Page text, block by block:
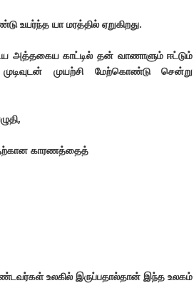
யா மரத்தில் ஏறுகிறது.
அத்தகைய காட்டில் தன் வாணாளும் ஈட்டும்
முயற்சி மேற்கொண்டு சென்று
காரணத்தைத்
உலகில் இருப்பதால்தான் இந்த உலகம்